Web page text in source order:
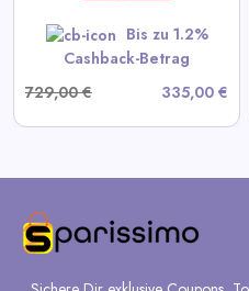
Bis zu 1.2%
Cashback-Betrag
729,00 €
335,00 €
Jetzt einkaufen